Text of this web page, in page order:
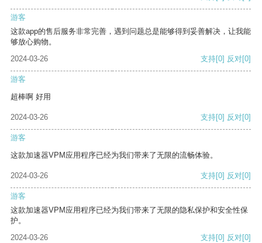
游客
这款app的售后服务非常完善，遇到问题总是能够得到妥善解决，让我能
够放心购物。
2024-03-26
支持[0] 反对[0]
游客
超棒啊 好用
2024-03-26 支持[0] 反对[0]
游客
这款加速器VPM应用程序已经为我们带来了无限的流畅体验。
2024-03-26 支持[0] 反对[0]
游客
这款加速器VPM应用程序已经为我们带来了无限的隐私保护和安全性保
护。
2024-03-26
支持[0] 反对[0]